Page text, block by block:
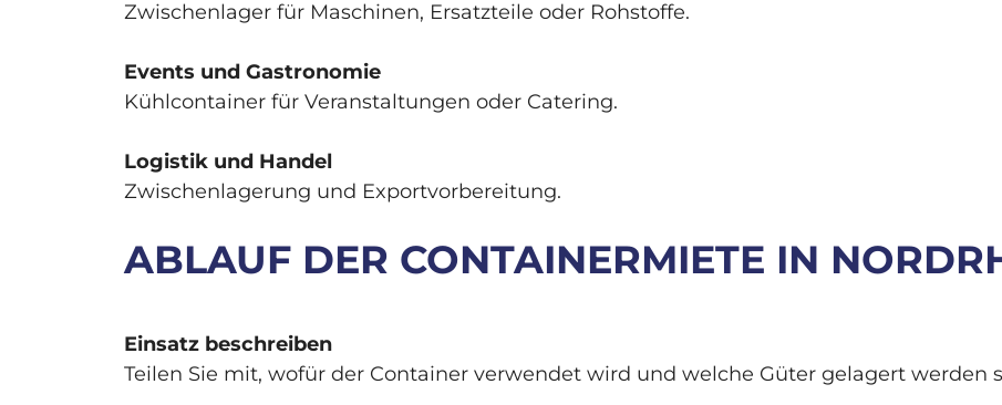
Zwischenlager für Maschinen, Ersatzteile oder Rohstoffe.
Events und Gastronomie
Kühlcontainer für Veranstaltungen oder Catering.
Logistik und Handel
Zwischenlagerung und Exportvorbereitung.
ABLAUF DER CONTAINERMIETE IN
Einsatz beschreiben
Teilen Sie mit, wofür der Container verwendet wird und welche Güter gelagert werden